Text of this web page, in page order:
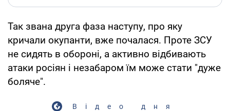
Так звана друга фаза наступу, про яку
кричали окупанти, вже почалася. Проте ЗСУ
не сидять в обороні, а активно відбивають
атаки росіян і незабаром їм може стати "дуже
боляче".
Відео дня